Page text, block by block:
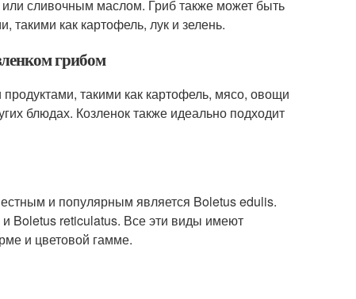
или сливочным маслом. Гриб также может быть
такими как картофель, лук и зелень.
грибом
такими как картофель, мясо, овощи
блюдах. Козленок также идеально подходит
и популярным является Boletus edulis.
Boletus reticulatus. Все эти виды имеют
и цветовой гамме.